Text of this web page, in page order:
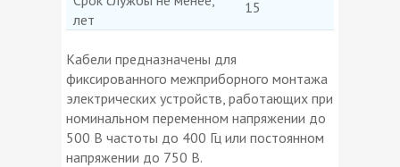
лет
15
Кабели предназначены для
фиксированного межприборного монтажа
электрических устройств, работающих при
номинальном переменном напряжении до
500 В частоты до 400 Гц или постоянном
напряжении до 750 В.